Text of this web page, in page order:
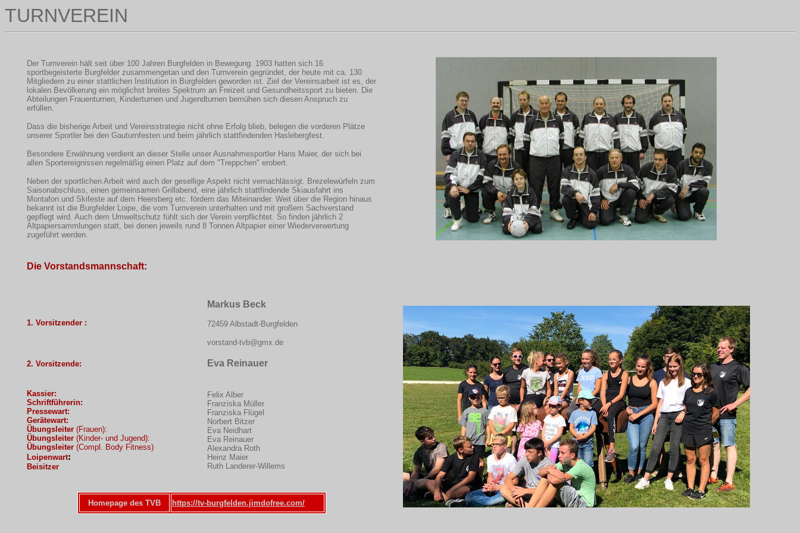
TURNVEREIN
Der Turnverein hält seit über 100 Jahren Burgfelden in Bewegung. 1903 hatten sich 16
sportbegeisterte Burgfelder zusammengetan und den Turnverein gegründet, der heute mit ca. 130
Mitgliedern zu einer stattlichen Institution in Burgfelden geworden ist. Ziel der Vereinsarbeit ist es, der
lokalen Bevölkerung ein möglichst breites Spektrum an Freizeit und Gesundheitssport zu bieten. Die
Abteilungen Frauenturnen, Kinderturnen und Jugendturnen bemühen sich diesen Anspruch zu
erfüllen.
Dass die bisherige Arbeit und Vereinsstrategie nicht ohne Erfolg blieb, belegen die vorderen Plätze
unserer Sportler bei den Gauturnfesten und beim jährlich stattfindenden Haslebergfest.
Besondere Erwähnung verdient an dieser Stelle unser Ausnahmesportler Hans Maier, der sich bei
allen Sportereignissen regelmäßig einen Platz auf dem "Treppchen" erobert.
Neben der sportlichen Arbeit wird auch der gesellige Aspekt nicht vernachlässigt. Brezelewürfeln zum
Saisonabschluss, einen gemeinsamen Grillabend, eine jährlich stattfindende Skiausfahrt ins
Montafon und Skifeste auf dem Heersberg etc. fördern das Miteinander. Weit über die Region hinaus
bekannt ist die Burgfelder Loipe, die vom Turnverein unterhalten und mit großem Sachverstand
gepflegt wird. Auch dem Umweltschutz fühlt sich der Verein verpflichtet. So finden jährlich 2
Altpapiersammlungen statt, bei denen jeweils rund 8 Tonnen Altpapier einer Wiederverwertung
zugeführt werden.
Die Vorstandsmannschaft:
1. Vorsitzender :
Markus Beck
72459 Albstadt-Burgfelden
vorstand-tvb@gmx.de
2. Vorsitzende: Eva Reinauer
Kassier:
Schriftführerin:
Pressewart:
Gerätewart:
Übungsleiter(Frauen):
Übungsleiter(Kinder- und Jugend):
Übungsleiter(Compl. Body Fitness)
Loipenwart:
Beisitzer
Felix Alber
Franziska Müller
Franziska Flügel
Norbert Bitzer
Eva Neidhart
Eva Reinauer
Alexandra Roth
Heinz Maier
Ruth Landerer-Willems
Homepage des TVB https://tv-burgfelden.jimdofree.com/